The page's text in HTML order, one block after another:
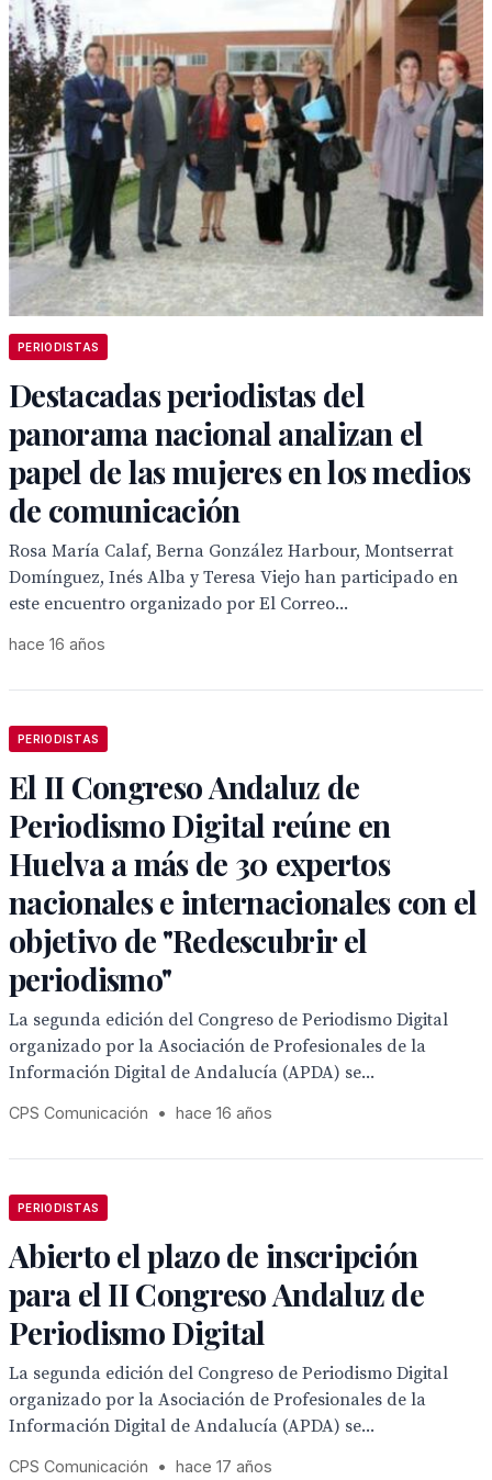
PERIODISTAS
Destacadas periodistas del
panorama nacional analizan el
papel de las mujeres en los medios
de comunicación
Rosa María Calaf, Berna González Harbour, Montserrat
Domínguez, Inés Alba y Teresa Viejo han participado en
este encuentro organizado por El Correo...
hace 16 años
PERIODISTAS
El II Congreso Andaluz de
Periodismo Digital reúne en
Huelva a más de 30 expertos
nacionales e internacionales con el
objetivo de "Redescubrir el
periodismo"
La segunda edición del Congreso de Periodismo Digital
organizado por la Asociación de Profesionales de la
Información Digital de Andalucía (APDA) se...
CPS Comunicación • hace 16 años
PERIODISTAS
Abierto el plazo de inscripción
para el II Congreso Andaluz de
Periodismo Digital
La segunda edición del Congreso de Periodismo Digital
organizado por la Asociación de Profesionales de la
Información Digital de Andalucía (APDA) se...
CPS Comunicación • hace 17 años